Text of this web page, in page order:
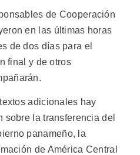
de Cooperación
en las últimas horas
de dos días para el
final y de otros
adicionales hay
sobre la transferencia del
panameño, la
de América Central